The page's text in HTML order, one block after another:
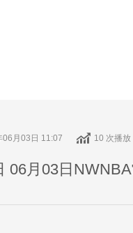
06月03日 11:07 10 次播放
06月03日